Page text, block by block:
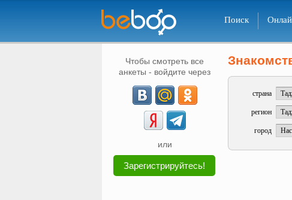
Поиск
Чтобы смотреть все
анкеты - войдите через
или
Зарегистрируйтесь!
страна
регион
город